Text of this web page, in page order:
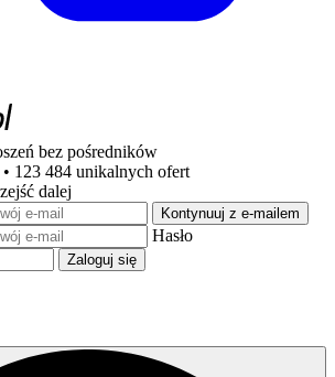
bez pośredników
123 484 unikalnych ofert
dalej
Kontynuuj z e-mailem
Hasło
Zaloguj się